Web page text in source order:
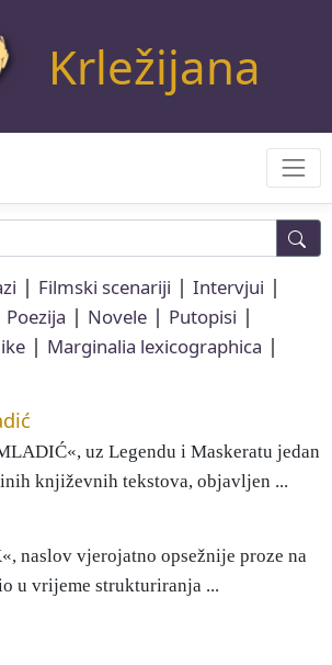
Krležijana
| Filmski scenariji | Intervjui |
Poezija | Novele| Putopisi |
| Marginalia lexicographica |
uz Legendu i Maskeratu jedan
književnih tekstova, objavljen ...
naslov vjerojatno opsežnije proze na
u vrijeme strukturiranja ...